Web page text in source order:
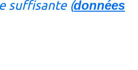
suffisante (données